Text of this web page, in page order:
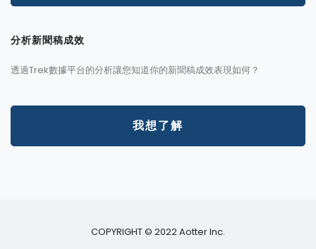
分析新聞稿成效
透過Trek數據平台的分析讓您知道你的新聞稿成效表現如何？
我想了解
COPYRIGHT © 2022 Aotter Inc.